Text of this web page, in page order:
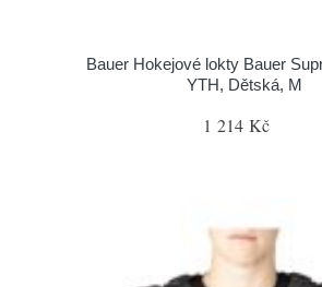
Bauer Hokejové lokty Bauer
YTH, Dětská, M
1 214 Kč